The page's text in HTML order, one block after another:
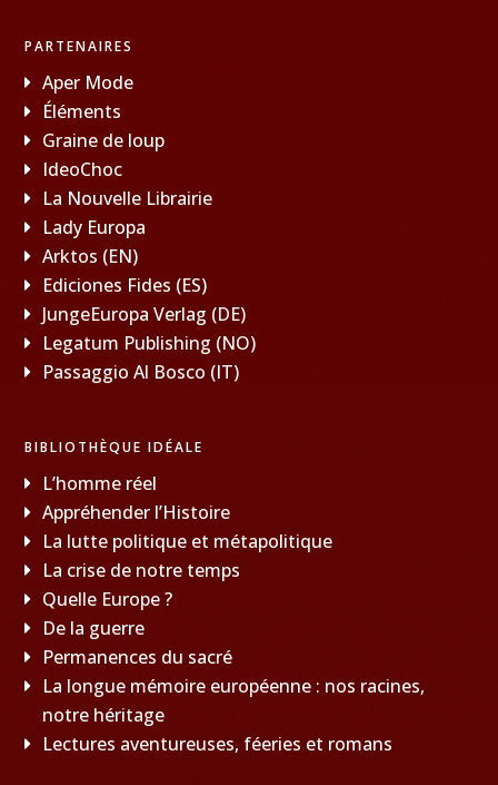
PARTENAIRES
Aper Mode
Éléments
Graine de loup
IdeoChoc
La Nouvelle Librairie
Lady Europa
Arktos (EN)
Ediciones Fides (ES)
JungeEuropa Verlag (DE)
Legatum Publishing (NO)
Passaggio Al Bosco (IT)
BIBLIOTHÈQUE IDÉALE
L’homme réel
Appréhender l’Histoire
La lutte politique et métapolitique
La crise de notre temps
Quelle Europe ?
De la guerre
Permanences du sacré
La longue mémoire européenne : nos racines,
notre héritage
Lectures aventureuses, féeries et romans